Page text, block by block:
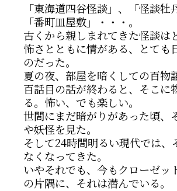
「東海道四谷怪談」、「怪談牡
「番町皿屋敷」・・・。
古くから親しまれてきた怪談は
怖さとともに情がある、とても
のだった。
夏の夜、部屋を暗くしての百物
百話目の話が終わると、そこに
る。怖い、でも楽しい。
世間にまだ暗がりがあった頃、
や妖怪を見た。
そして24時間明るい現代では、
なくなってきた。
いやそれでも、今もクローゼッ
の片隅に、それは潜んでいる。